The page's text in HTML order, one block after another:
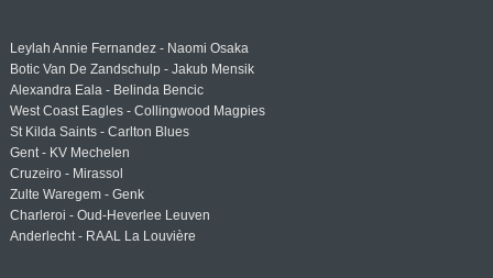
Leylah Annie Fernandez - Naomi Osaka
Botic Van De Zandschulp - Jakub Mensik
Alexandra Eala - Belinda Bencic
West Coast Eagles - Collingwood Magpies
St Kilda Saints - Carlton Blues
Gent - KV Mechelen
Cruzeiro - Mirassol
Zulte Waregem - Genk
Charleroi - Oud-Heverlee Leuven
Anderlecht - RAAL La Louvière